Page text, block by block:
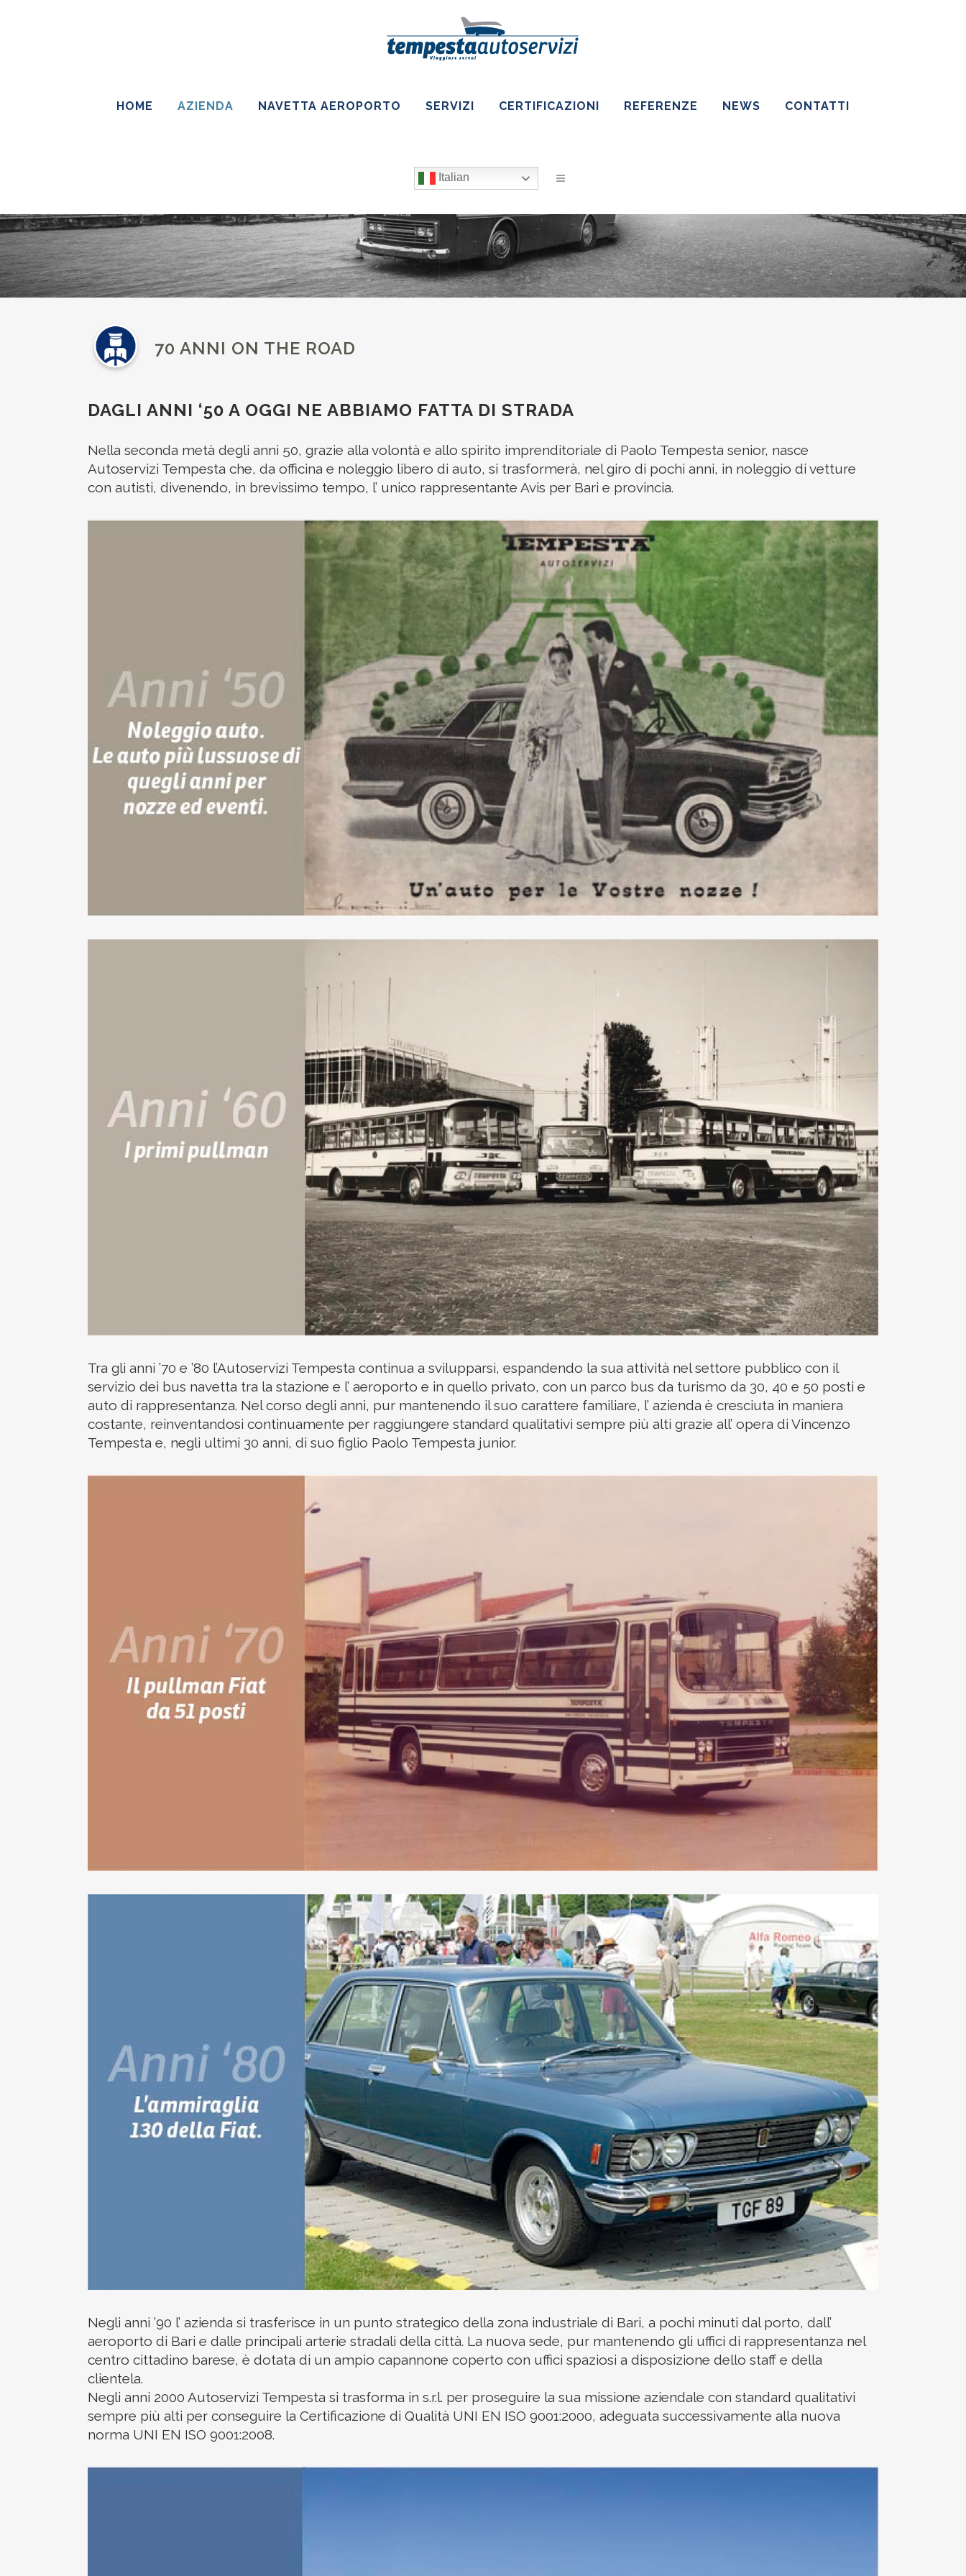
HOME AZIENDA NAVETTA AEROPORTO SERVIZI CERTIFICAZIONI REFERENZE NEWS CONTATTI
Italian
70 ANNI ON THE ROAD
DAGLI ANNI ‘50 A OGGI NE ABBIAMO FATTA DI STRADA
Nella seconda metà degli anni 50, grazie alla volontà e allo spirito imprenditoriale di Paolo Tempesta senior, nasce
Autoservizi Tempesta che, da officina e noleggio libero di auto, si trasformerà, nel giro di pochi anni, in noleggio di vetture
con autisti, divenendo, in brevissimo tempo, l’ unico rappresentante Avis per Bari e provincia.
Tra gli anni ’70 e ’80 l’Autoservizi Tempesta continua a svilupparsi, espandendo la sua attività nel settore pubblico con il
servizio dei bus navetta tra la stazione e l’ aeroporto e in quello privato, con un parco bus da turismo da 30, 40 e 50 posti e
auto di rappresentanza. Nel corso degli anni, pur mantenendo il suo carattere familiare, l’ azienda è cresciuta in maniera
costante, reinventandosi continuamente per raggiungere standard qualitativi sempre più alti grazie all’ opera di Vincenzo
Tempesta e, negli ultimi 30 anni, di suo figlio Paolo Tempesta junior.
Negli anni ’90 l’ azienda si trasferisce in un punto strategico della zona industriale di Bari, a pochi minuti dal porto, dall’
aeroporto di Bari e dalle principali arterie stradali della città. La nuova sede, pur mantenendo gli uffici di rappresentanza nel
centro cittadino barese, è dotata di un ampio capannone coperto con uffici spaziosi a disposizione dello staff e della
clientela.
Negli anni 2000 Autoservizi Tempesta si trasforma in s.r.l. per proseguire la sua missione aziendale con standard qualitativi
sempre più alti per conseguire la Certificazione di Qualità UNI EN ISO 9001:2000, adeguata successivamente alla nuova
norma UNI EN ISO 9001:2008.